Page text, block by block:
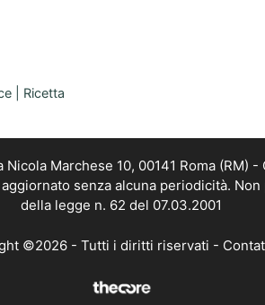
| Ricetta
Marchese 10, 00141 Roma (RM)
senza alcuna periodicità.
della legge n. 62 del 07.03.2001
©2026 - Tutti i diritti riservati -